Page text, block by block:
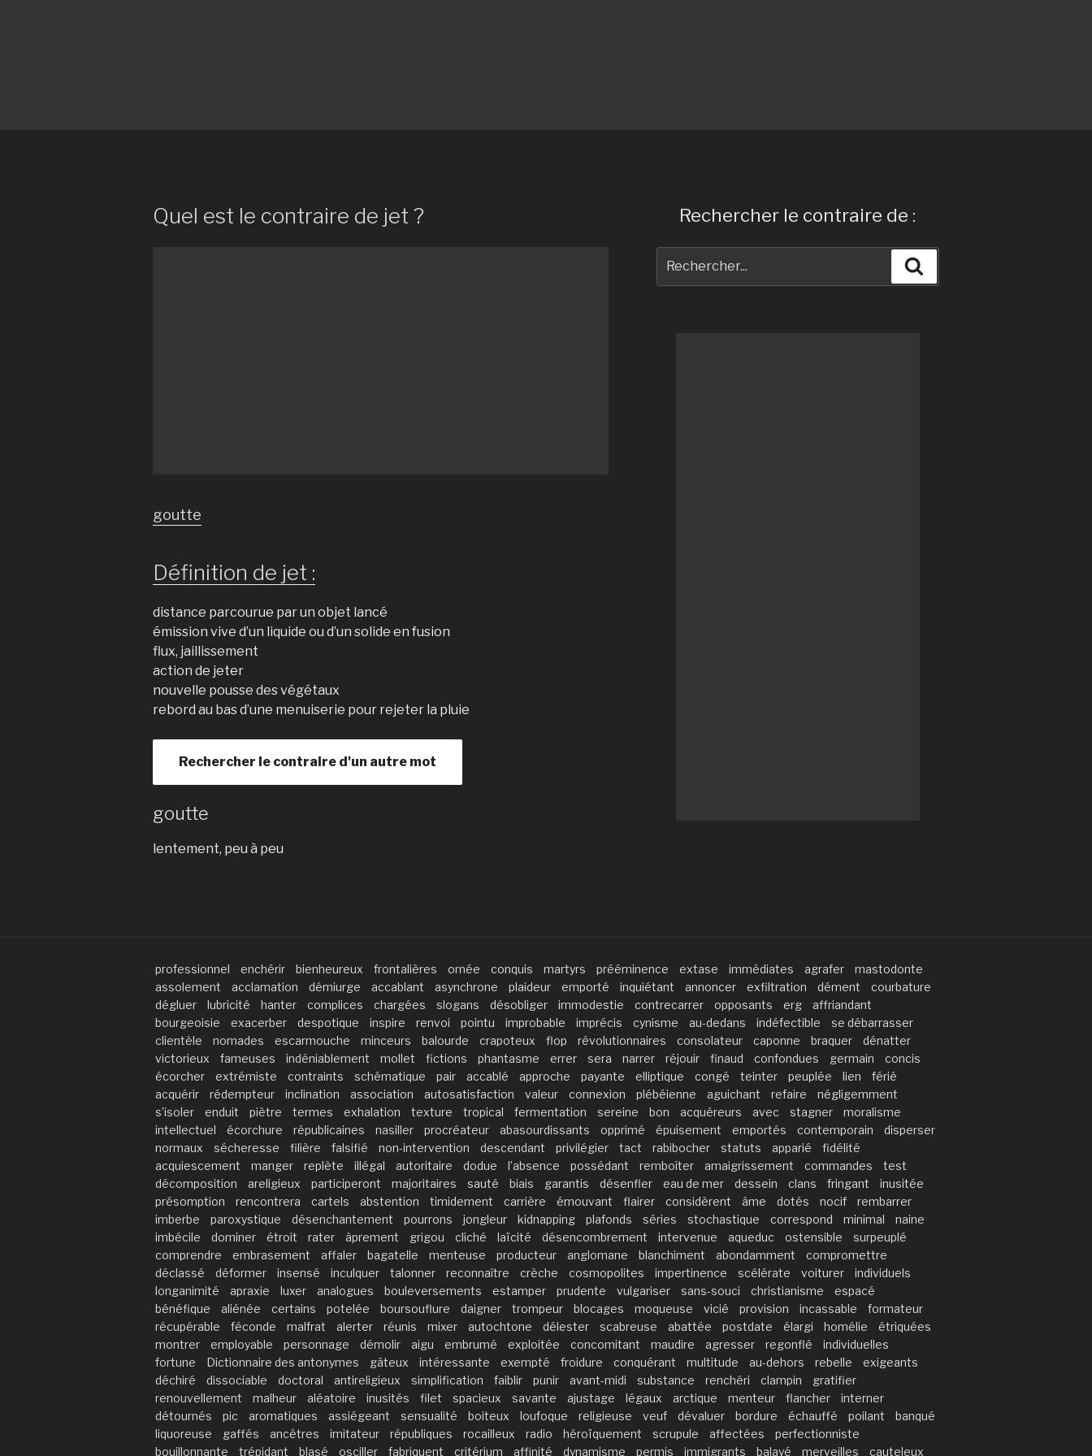
Quel est le contraire de jet ?
goutte
Définition de jet :
distance parcourue par un objet lancé
émission vive d’un liquide ou d’un solide en fusion
flux, jaillissement
action de jeter
nouvelle pousse des végétaux
rebord au bas d’une menuiserie pour rejeter la pluie
Rechercher le contraire d'un autre mot
goutte
lentement, peu à peu
Rechercher le contraire de :
pour
professionnel enchérir bienheureux frontalières ornée conquis martyrs prééminence extase immédiates agrafer
mastodonte
assolement
acclamation démiurge accablant asynchrone plaideur emporté inquiétant annoncer exfiltration dément
courbature
dégluer
lubricité hanter complices chargées slogans désobliger immodestie contrecarrer opposants erg
affriandant
bourgeoisie
exacerber despotique inspire renvoi pointu improbable imprécis cynisme au-dedans indéfectible
se débarrasser
clientèle
nomades escarmouche minceurs balourde crapoteux flop révolutionnaires consolateur caponne braquer
dénatter
victorieux
fameuses indéniablement mollet fictions phantasme errer sera narrer réjouir finaud confondues germain
concis
écorcher
extrémiste contraints schématique pair accablé approche payante elliptique congé teinter peuplée lien
férié
acquérir
rédempteur inclination association autosatisfaction valeur connexion plébéienne aguichant refaire
négligemment
s’isoler
enduit piètre termes exhalation texture tropical fermentation sereine bon acquéreurs avec stagner
moralisme
intellectuel
écorchure républicaines nasiller procréateur abasourdissants opprimé épuisement emportés contemporain
disperser
normaux
sécheresse filière falsifié non-intervention descendant privilégier tact rabibocher statuts apparié
fidélité
acquiescement
manger replète illégal autoritaire dodue l’absence possédant remboîter amaigrissement commandes
test
décomposition
areligieux participeront majoritaires sauté biais garantis désenfler eau de mer dessein clans fringant
inusitée
présomption
rencontrera cartels abstention timidement carrière émouvant flairer considèrent âme dotés nocif
rembarrer
imberbe
paroxystique désenchantement pourrons jongleur kidnapping plafonds séries stochastique correspond minimal
naine
imbécile
dominer étroit rater âprement grigou cliché laïcité désencombrement intervenue aqueduc ostensible
surpeuplé
comprendre
embrasement affaler bagatelle menteuse producteur anglomane blanchiment abondamment
compromettre
déclassé
déformer insensé inculquer talonner reconnaître crèche cosmopolites impertinence scélérate voiturer
individuels
longanimité
apraxie luxer analogues bouleversements estamper prudente vulgariser sans-souci christianisme
espacé
bénéfique
aliénée certains potelée boursouflure daigner trompeur blocages moqueuse vicié provision incassable
formateur
récupérable
féconde malfrat alerter réunis mixer autochtone délester scabreuse abattée postdate élargi homélie
étriquées
montrer
employable personnage démolir aigu embrumé exploitée concomitant maudire agresser regonflé
individuelles
fortune
Dictionnaire des antonymes gâteux intéressante exempté froidure conquérant multitude au-dehors rebelle
exigeants
déchiré
dissociable doctoral antireligieux simplification faiblir punir avant-midi substance renchéri clampin
gratifier
renouvellement
malheur aléatoire inusités filet spacieux savante ajustage légaux arctique menteur flancher
interner
détournés
pic aromatiques assiégeant sensualité boiteux loufoque religieuse veuf dévaluer bordure échauffé poilant
banqué
liquoreuse
gaffés ancêtres imitateur républiques rocailleux radio héroïquement scrupule affectées
perfectionniste
bouillonnante
trépidant blasé osciller fabriquent critérium affinité dynamisme permis immigrants balayé merveilles cauteleux